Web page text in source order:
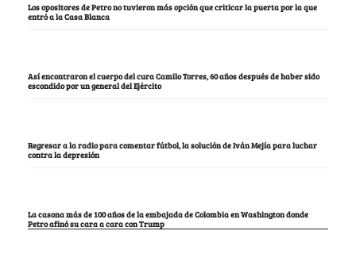
Los opositores de Petro no tuvieron más opción que criticar la puerta por la que
entró a la Casa Blanca
Así encontraron el cuerpo del cura Camilo Torres, 60 años después de haber sido
escondido por un general del Ejército
Regresar a la radio para comentar fútbol, la solución de Iván Mejía para luchar
contra la depresión
La casona más de 100 años de la embajada de Colombia en Washington donde
Petro afinó su cara a cara con Trump